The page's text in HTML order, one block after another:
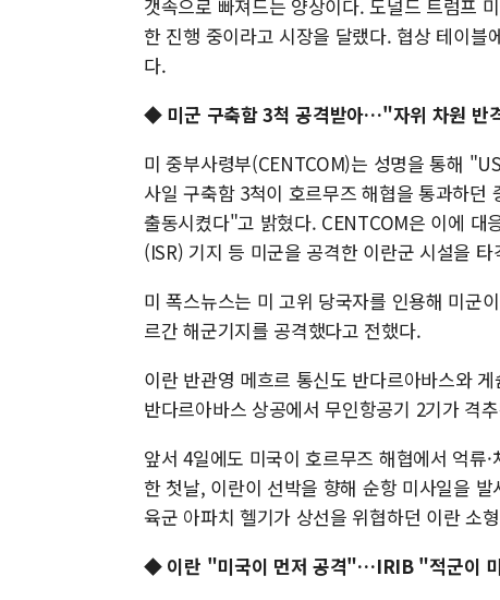
갯속으로 빠져드는 양상이다. 도널드 트럼프
한 진행 중이라고 시장을 달랬다. 협상 테이블
다.
◆ 미군 구축함 3척 공격받아…"자위 차원 반
미 중부사령부(CENTCOM)는 성명을 통해
사일 구축함 3척이 호르무즈 해협을 통과하
출동시켰다"고 밝혔다. CENTCOM은 이에 대
(ISR) 기지 등 미군을 공격한 이란군 시설을
미 폭스뉴스는 미 고위 당국자를 인용해 미군
르간 해군기지를 공격했다고 전했다.
이란 반관영 메흐르 통신도 반다르아바스와
반다르아바스 상공에서 무인항공기 2기가 격
앞서 4일에도 미국이 호르무즈 해협에서 억류
한 첫날, 이란이 선박을 향해 순항 미사일을
육군 아파치 헬기가 상선을 위협하던 이란 소
◆ 이란 "미국이 먼저 공격"…IRIB "적군이